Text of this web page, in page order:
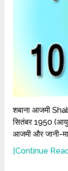
शबाना आजमी
सितंबर 1950 (आयु
आजमी और जानी-
[Continue